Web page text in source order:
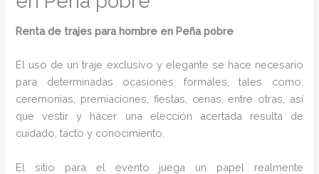
Renta de trajes para hombre en Peña pobre
El uso de un traje exclusivo y elegante se hace necesario
para determinadas ocasiones formales, tales como:
ceremonias, premiaciones, fiestas, cenas, entre otras, así
que vestir y hacer una elección acertada resulta de
cuidado, tacto y conocimiento.
El sitio para el evento juega un papel realmente